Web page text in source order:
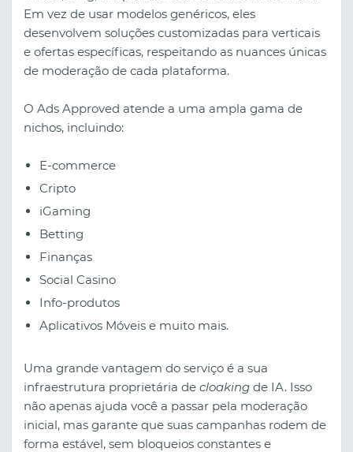
Em vez de usar modelos genéricos, eles
desenvolvem soluções customizadas para verticais
e ofertas específicas, respeitando as nuances únicas
de moderação de cada plataforma.
O Ads Approved atende a uma ampla gama de
nichos, incluindo:
E-commerce
Cripto
iGaming
Betting
Finanças
Social Casino
Info-produtos
Aplicativos Móveis e muito mais.
Uma grande vantagem do serviço é a sua
infraestrutura proprietária de cloaking de IA. Isso
não apenas ajuda você a passar pela moderação
inicial, mas garante que suas campanhas rodem de
forma estável, sem bloqueios constantes e